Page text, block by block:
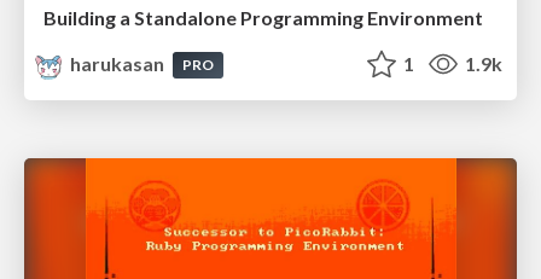
Building a Standalone Programming Environment
harukasan
PRO 1 1.9k